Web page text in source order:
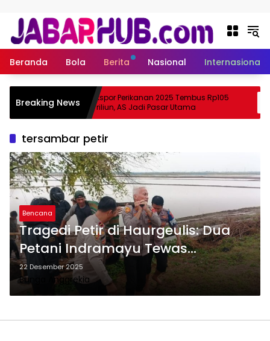
Beranda Bola Berita Nasional Internasional
Breaking News
Suzuki?
Ekspor Perikanan 2025 Tembus Rp105
Triliun, AS Jadi Pasar Utama
tersambar petir
Bencana
Tragedi Petir di Haurgeulis: Dua
Petani Indramayu Tewas
Tersambar Saat Menanam Padi
22 Desember 2025
Bunga Anggrekia